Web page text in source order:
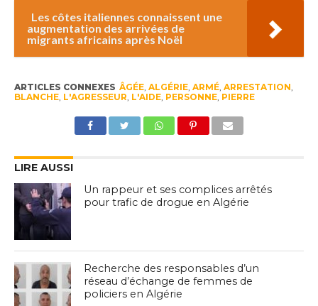
Les côtes italiennes connaissent une
augmentation des arrivées de
migrants africains après Noël
ARTICLES CONNEXES ÂGÉE, ALGÉRIE, ARMÉ, ARRESTATION
BLANCHE, L'AGRESSEUR L'AIDE, PERSONNE, PIERRE
LIRE AUSSI
Un rappeur et ses complices arrêtés
pour trafic de drogue en Algérie
Recherche des responsables d’un
réseau d’échange de femmes de
policiers en Algérie